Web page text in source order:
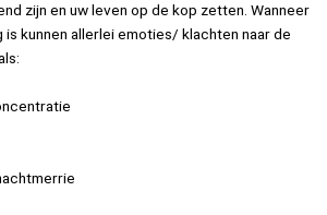
zijn en uw leven op de kop zetten. Wanneer
kunnen allerlei emoties/ klachten naar de